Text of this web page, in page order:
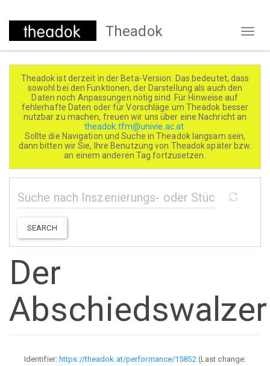
Direkt
Theadok
Theadok ist derzeit in der Beta-Version. Das bedeutet, dass
sowohl bei den Funktionen, der Darstellung als auch den
Daten noch Anpassungen nötig sind. Für Hinweise auf
fehlerhafte Daten oder für Vorschläge um Theadok besser
nutzbar zu machen, freuen wir uns über eine Nachricht an
theadok.tfm@univie.ac.at
Sollte die Navigation und Suche in Theadok langsam sein,
dann bitten wir Sie, Ihre Benutzung von Theadok später bzw.
an einem anderen Tag fortzusetzen.
SEARCH
Der
Abschiedswalzer
Identifier:https://theadok.at/performance/15852 (Last change: